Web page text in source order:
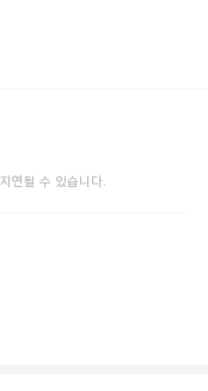
연될 수 있습니다.